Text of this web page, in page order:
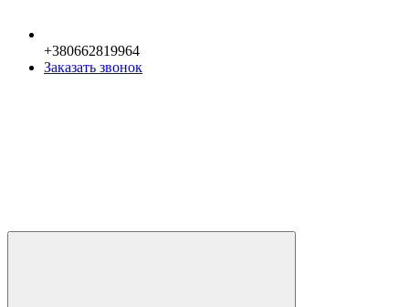
+380662819964
Заказать звонок